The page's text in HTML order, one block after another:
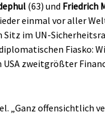
(63) und Friedrich
einmal vor aller
Sitz im UN-
Fiasko:
USA zweitgrößter
„Ganz offensichtlich